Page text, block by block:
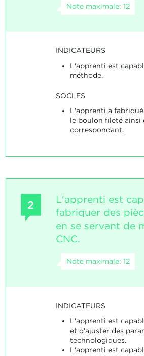
Note maximale: 12
INDICATEURS
L'apprenti est
méthode.
SOCLES
L'apprenti a
le boulon fileté ainsi
correspondant.
2
L'apprenti est
fabriquer des
en se servant de
CNC.
Note maximale: 12
INDICATEURS
L'apprenti est
et d'ajuster des
technologiques.
L'apprenti est